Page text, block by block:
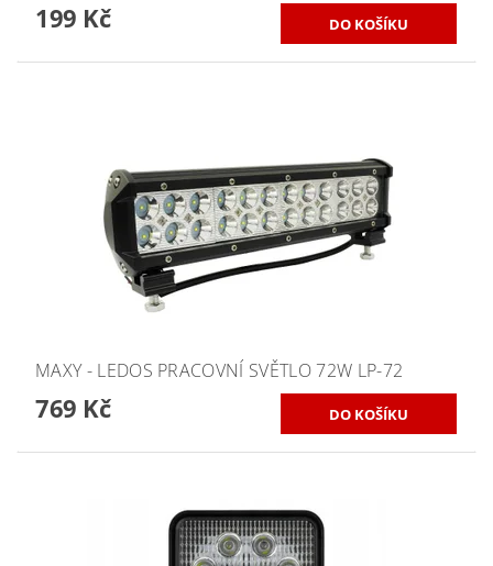
199 Kč
MAXY - LEDOS PRACOVNÍ SVĚTLO 72W LP-72
769 Kč